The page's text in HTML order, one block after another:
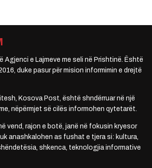
Agjenci e Lajmeve me seli në Prishtinë. Është
duke pasur për mision informimin e drejtë
Kosova Post, është shndërruar në një
nëpërmjet së cilës informohen qytetarët.
vend, rajon e botë, janë në fokusin kryesor
anashkalohen as fushat e tjera si: kultura,
shkenca, teknologjia informative